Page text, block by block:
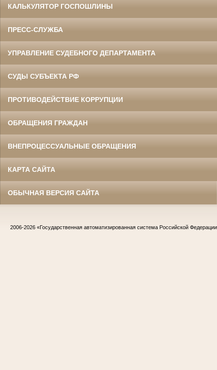
КАЛЬКУЛЯТОР ГОСПОШЛИНЫ
ПРЕСС-СЛУЖБА
УПРАВЛЕНИЕ СУДЕБНОГО ДЕПАРТАМЕНТА
СУДЫ СУБЪЕКТА РФ
ПРОТИВОДЕЙСТВИЕ КОРРУПЦИИ
ОБРАЩЕНИЯ ГРАЖДАН
ВНЕПРОЦЕССУАЛЬНЫЕ ОБРАЩЕНИЯ
КАРТА САЙТА
ОБЫЧНАЯ ВЕРСИЯ САЙТА
2006-2026 «Государственная автоматизированная система Российской